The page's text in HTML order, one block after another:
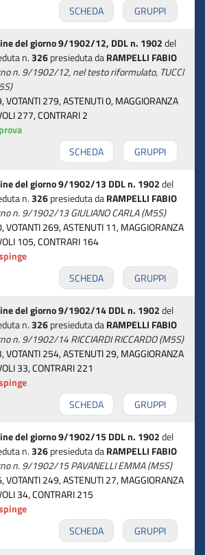
SCHEDA GRUPPI
del giorno 9/1902/12, DDL n. 1902del
n.326presieduta daRAMPELLI FABIO
n. 9/1902/12, nel testo riformulato, TUCCI
VOTANTI 279, ASTENUTI 0, MAGGIORANZA
277, CONTRARI 2
SCHEDA
GRUPPI
del giorno 9/1902/13 DDL n. 1902del
n.326presieduta daRAMPELLI FABIO
n. 9/1902/13 GIULIANO CARLA (M5S)
VOTANTI 269, ASTENUTI 11, MAGGIORANZA
105, CONTRARI 164
SCHEDA
GRUPPI
del giorno 9/1902/14 DDL n. 1902del
n.326presieduta daRAMPELLI FABIO
n. 9/1902/14 RICCIARDI RICCARDO (M5S)
VOTANTI 254, ASTENUTI 29, MAGGIORANZA
33, CONTRARI 221
SCHEDA
GRUPPI
del giorno 9/1902/15 DDL n. 1902del
n.326presieduta daRAMPELLI FABIO
n. 9/1902/15 PAVANELLI EMMA (M5S)
VOTANTI 249, ASTENUTI 27, MAGGIORANZA
34, CONTRARI 215
SCHEDA
GRUPPI